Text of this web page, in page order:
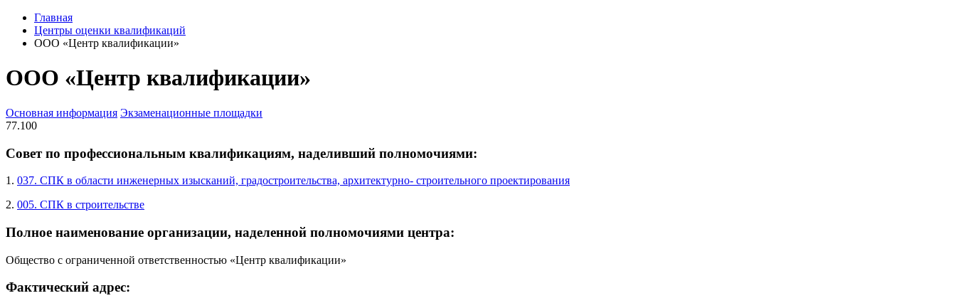
Главная
Центры оценки квалификаций
ООО «Центр квалификации»
ООО «Центр квалификации»
Основная информация Экзаменационные площадки
77.100
Совет по профессиональным квалификациям, наделивший полномочиями:
1. 037. СПК в области инженерных изысканий, градостроительства, архитектурно- строительного проектирования
2. 005. СПК в строительстве
Полное наименование организации, наделенной полномочиями центра:
Общество с ограниченной ответственностью «Центр квалификации»
Фактический адрес: